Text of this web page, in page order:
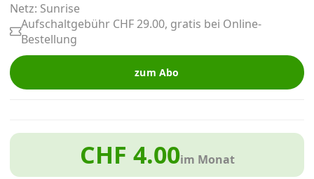
Internet, TV, Telefon
Netz: Sunrise
Aufschaltgebühr CHF 29.00, gratis bei Online-
Bestellung
zum Abo
CHF 4.00im Monat